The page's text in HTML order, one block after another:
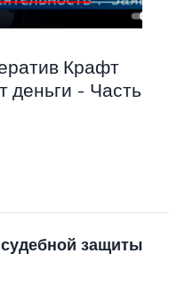
Крафт
деньги - Часть
защиты